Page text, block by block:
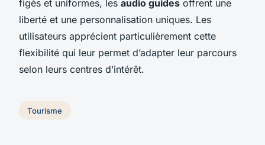
figés et uniformes, les audio guides offrent une
liberté et une personnalisation uniques. Les
utilisateurs apprécient particulièrement cette
flexibilité qui leur permet d’adapter leur parcours
selon leurs centres d’intérêt.
Tourisme